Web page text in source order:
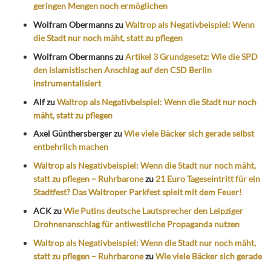
geringen Mengen noch ermöglichen
Wolfram ObermannszuWaltrop als Negativbeispiel: Wenn
die Stadt nur noch mäht, statt zu pflegen
Wolfram ObermannszuArtikel 3 Grundgesetz: Wie die SPD
den islamistischen Anschlag auf den CSD Berlin
instrumentalisiert
AlfzuWaltrop als Negativbeispiel: Wenn die Stadt nur noch
mäht, statt zu pflegen
Axel GünthersbergerzuWie viele Bäcker sich gerade selbst
entbehrlich machen
Waltrop als Negativbeispiel: Wenn die Stadt nur noch mäht,
statt zu pflegen – Ruhrbaronezu 21 Euro Tageseintritt für ein
Stadtfest? Das Waltroper Parkfest spielt mit dem Feuer!
ACKzuWie Putins deutsche Lautsprecher den Leipziger
Drohnenanschlag für antiwestliche Propaganda nutzen
Waltrop als Negativbeispiel: Wenn die Stadt nur noch mäht,
statt zu pflegen – RuhrbaronezuWie viele Bäcker sich gerade